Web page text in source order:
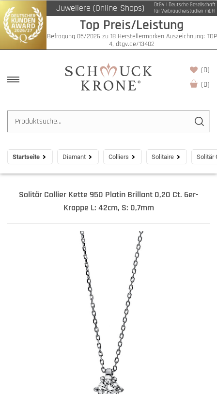
Juweliere (Online-Shops)
DtGV | Deutsche Gesellschaft
für Verbraucherstudien mbH
Top Preis/Leistung
Befragung 05/2026 zu 18 Herstellermarken Auszeichnung: TOP
4, dtgv.de/13402
(0)
(0)
Startseite Diamant Colliers Solitaire Solitär
Solitär Collier Kette 950 Platin Brillant 0,20 Ct. 6er-
Krappe L: 42cm, S: 0,7mm